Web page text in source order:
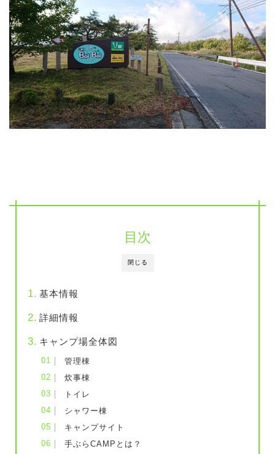
閉じる
目次
基本情報
詳細情報
キャンプ場全体図
管理棟
炊事棟
トイレ
シャワー棟
キャンプサイト
手ぶらCAMPとは？